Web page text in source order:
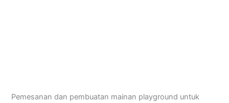
Pemesanan dan pembuatan mainan playground untuk